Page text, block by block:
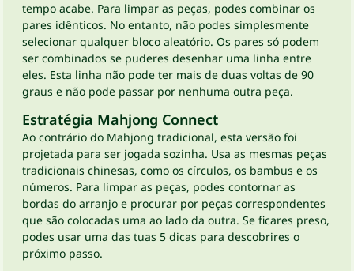
tempo acabe. Para limpar as peças, podes combinar os
pares idênticos. No entanto, não podes simplesmente
selecionar qualquer bloco aleatório. Os pares só podem
ser combinados se puderes desenhar uma linha entre
eles. Esta linha não pode ter mais de duas voltas de 90
graus e não pode passar por nenhuma outra peça.
Estratégia Mahjong Connect
Ao contrário do Mahjong tradicional, esta versão foi
projetada para ser jogada sozinha. Usa as mesmas peças
tradicionais chinesas, como os círculos, os bambus e os
números. Para limpar as peças, podes contornar as
bordas do arranjo e procurar por peças correspondentes
que são colocadas uma ao lado da outra. Se ficares preso,
podes usar uma das tuas 5 dicas para descobrires o
próximo passo.